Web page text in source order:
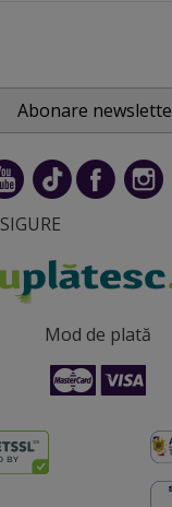
Abonare
Mod de plată